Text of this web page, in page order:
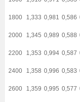
1800 1,333 0,981 0,586
2000 1,345 0,989 0,588
2200 1,353 0,994 0,587
2400 1,358 0,996 0,583
2600 1,359 0,995 0,577